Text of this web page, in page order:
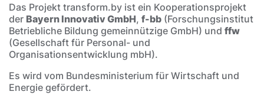
Das Projekt transform.by ist ein Kooperationsprojekt
der Bayern Innovativ GmbH, f-bb (Forschungsinstitut
Betriebliche Bildung gemeinnützige GmbH) und ffw
(Gesellschaft für Personal- und
Organisationsentwicklung mbH).
Es wird vom Bundesministerium für Wirtschaft und
Energie gefördert.